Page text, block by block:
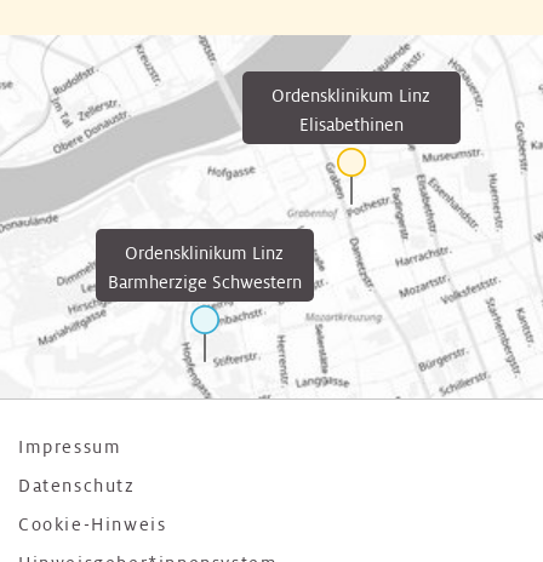
Ordensklinikum Linz
Barmherzige Schwestern
Ordensklinikum Linz
Elisabethinen
Impressum
Datenschutz
Cookie-Hinweis